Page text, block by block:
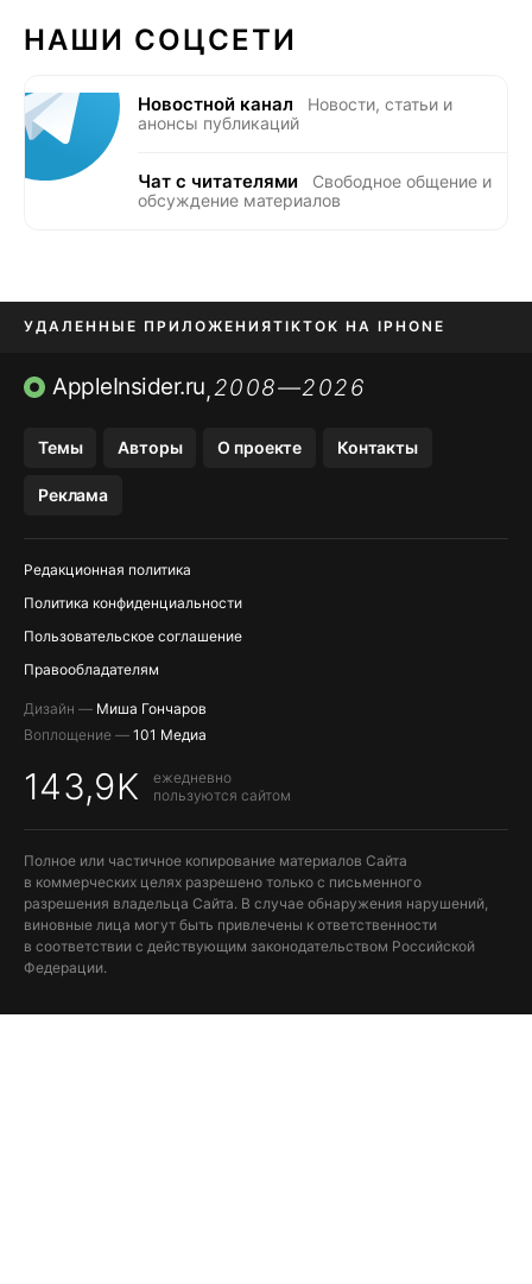
НАШИ СОЦСЕТИ
Новостной канал
Новости, статьи и
анонсы публикаций
Чат с читателями
Свободное общение и
обсуждение материалов
УДАЛЕННЫЕ ПРИЛОЖЕНИЯTIKTOK НА IPHONE
ПРИЛОЖЕНИЯ БЕЗ APP STORE
AppleInsider.ru,2008—2026
Темы Авторы О проекте Контакты
Реклама
Редакционная политика
Политика конфиденциальности
Пользовательское соглашение
Правообладателям
Дизайн — Миша Гончаров
Воплощение — 101 Медиа
143,9K
ежедневно
пользуются сайтом
Полное или частичное копирование материалов Сайта
в коммерческих целях разрешено только с письменного
разрешения владельца Сайта. В случае обнаружения нарушений,
виновные лица могут быть привлечены к ответственности
в соответствии с действующим законодательством Российской
Федерации.